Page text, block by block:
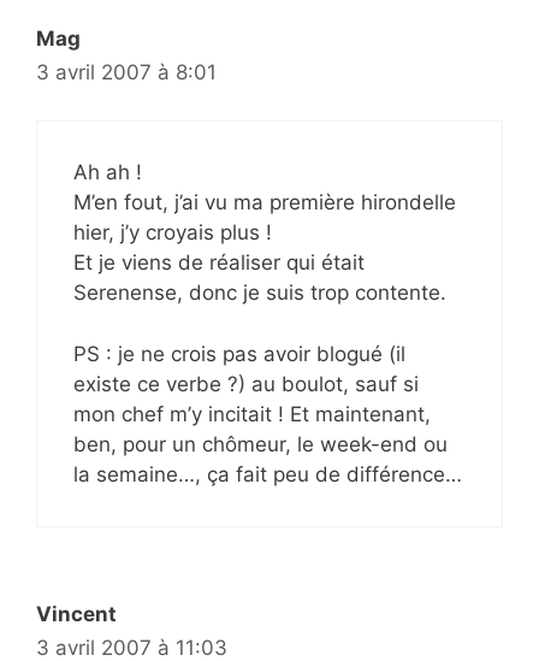
Mag
3 avril 2007 à 8:01
Ah ah !
M’en fout, j’ai vu ma première hirondelle
hier, j’y croyais plus !
Et je viens de réaliser qui était
Serenense, donc je suis trop contente.
PS : je ne crois pas avoir blogué (il
existe ce verbe ?) au boulot, sauf si
mon chef m’y incitait ! Et maintenant,
ben, pour un chômeur, le week-end ou
la semaine…, ça fait peu de différence…
Vincent
3 avril 2007 à 11:03